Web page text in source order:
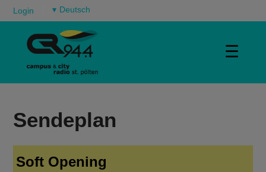
Login ▾
☰
Sendeplan
Soft Opening